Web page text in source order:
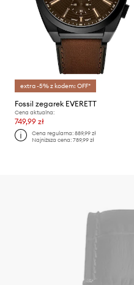
extra -5% z kodem: OFF*
Fossil zegarek EVERETT
Cena aktualna:
749,99 zł
Cena regularna:889,99 zł
Najniższa cena:789,99 zł